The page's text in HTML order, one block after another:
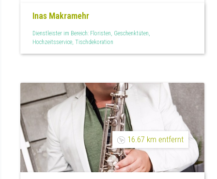
Inas Makramehr
Dienstleister im Bereich: Floristen, Geschenktüten,
Hochzeitsservice, Tischdekoration
16.67 km entfernt